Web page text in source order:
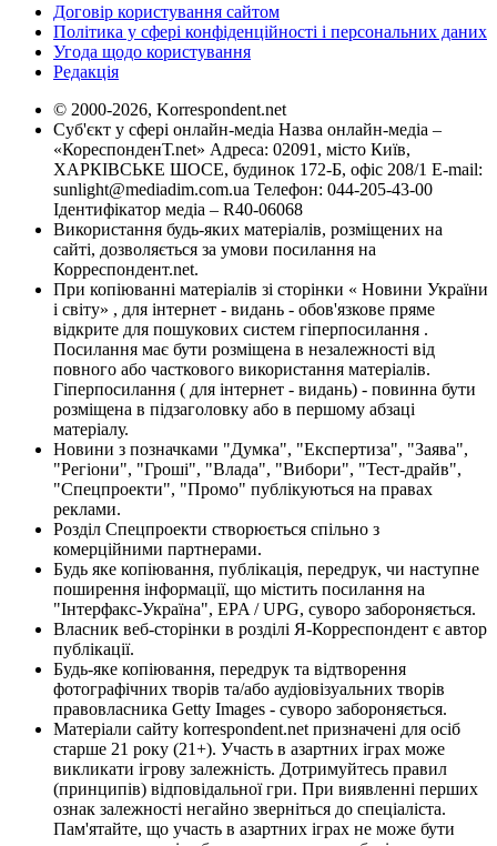
Договір користування сайтом
Політика у сфері конфіденційності і персональних даних
Угода щодо користування
Редакція
© 2000-2026, Korrespondent.net
Суб'єкт у сфері онлайн-медіа Назва онлайн-медіа –
«КореспонденТ.net» Адреса: 02091, місто Київ,
ХАРКІВСЬКЕ ШОСЕ, будинок 172-Б, офіс 208/1 E-mail:
sunlight@mediadim.com.ua Телефон: 044-205-43-00
Ідентифікатор медіа – R40-06068
Використання будь-яких матеріалів, розміщених на
сайті, дозволяється за умови посилання на
Корреспондент.net.
При копіюванні матеріалів зі сторінки « Новини України
і світу» , для інтернет - видань - обов'язкове пряме
відкрите для пошукових систем гіперпосилання .
Посилання має бути розміщена в незалежності від
повного або часткового використання матеріалів.
Гіперпосилання ( для інтернет - видань) - повинна бути
розміщена в підзаголовку або в першому абзаці
матеріалу.
Новини з позначками "Думка", "Експертиза", "Заява",
"Регіони", "Гроші", "Влада", "Вибори", "Тест-драйв",
"Спецпроекти", "Промо" публікуються на правах
реклами.
Розділ Спецпроекти створюється спільно з
комерційними партнерами.
Будь яке копіювання, публікація, передрук, чи наступне
поширення інформації, що містить посилання на
"Інтерфакс-Україна", EPA / UPG, суворо забороняється.
Власник веб-сторінки в розділі Я-Корреспондент є автор
публікації.
Будь-яке копіювання, передрук та відтворення
фотографічних творів та/або аудіовізуальних творів
правовласника Getty Images - суворо забороняється.
Матеріали сайту korrespondent.net призначені для осіб
старше 21 року (21+). Участь в азартних іграх може
викликати ігрову залежність. Дотримуйтесь правил
(принципів) відповідальної гри. При виявленні перших
ознак залежності негайно зверніться до спеціаліста.
Пам'ятайте, що участь в азартних іграх не може бути